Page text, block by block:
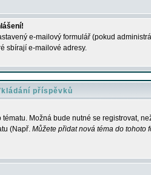
e-mailový formulář (pokud
sbírají e-mailové adresy.
příspěvků
Možná bude nutné se registrovat,
(Např. Můžete přidat nová téma do tohoto